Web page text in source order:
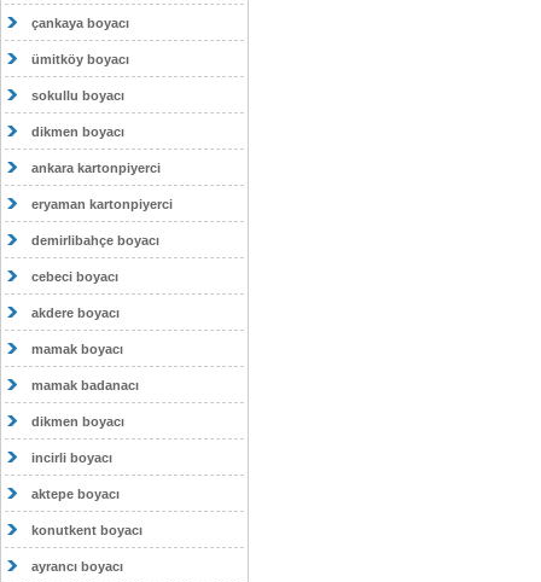
çankaya boyacı
ümitköy boyacı
sokullu boyacı
dikmen boyacı
ankara kartonpiyerci
eryaman kartonpiyerci
demirlibahçe boyacı
cebeci boyacı
akdere boyacı
mamak boyacı
mamak badanacı
dikmen boyacı
incirli boyacı
aktepe boyacı
konutkent boyacı
ayrancı boyacı